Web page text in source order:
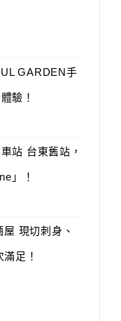
GARDEN手
驗！
站 台東舊站，
」！
現切刺身、
足！